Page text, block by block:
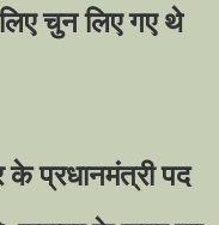
चुन लिए गए थे
के प्रधानमंत्री पद